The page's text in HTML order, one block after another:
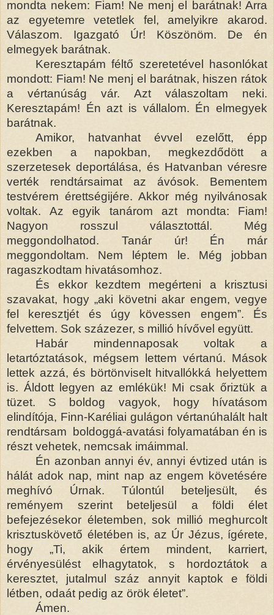
mondta nekem: Fiam! Ne menj el barátnak! Arra
az egyetemre vetetlek fel, amelyikre akarod.
Válaszom. Igazgató Úr! Köszönöm. De én
elmegyek barátnak.
Keresztapám féltő szeretetével hasonlókat
mondott: Fiam! Ne menj el barátnak, hiszen rátok
a vértanúság vár. Azt válaszoltam neki.
Keresztapám! Én azt is vállalom. Én elmegyek
barátnak.
Amikor, hatvanhat évvel ezelőtt, épp
ezekben a napokban, megkezdődött a
szerzetesek deportálása, és Hatvanban véresre
verték rendtársaimat az ávósok. Bementem
testvérem érettségijére. Akkor még nyilvánosak
voltak. Az egyik tanárom azt mondta: Fiam!
Nagyon rosszul választottál. Még
meggondolhatod. Tanár úr! Én már
meggondoltam. Nem léptem le. Még jobban
ragaszkodtam hivatásomhoz.
És ekkor kezdtem megérteni a krisztusi
szavakat, hogy „aki követni akar engem, vegye
fel keresztjét és úgy kövessen engem”. És
felvettem. Sok százezer, s millió hívővel együtt.
Habár mindennaposak voltak a
letartóztatások, mégsem lettem vértanú. Mások
lettek azzá, és börtönviselt hitvallókká helyettem
is. Áldott legyen az emlékük! Mi csak őriztük a
tüzet. S boldog vagyok, hogy hívatásom
elindítója, Finn-Karéliai gulágon vértanúhalált halt
rendtársam boldoggá-avatási folyamatában én is
részt vehetek, nemcsak imáimmal.
Én azonban annyi év, annyi évtized után is
hálát adok nap, mint nap az engem követésére
meghívó Úrnak. Túlontúl beteljesült, és
reményem szerint beteljesül a földi élet
befejezésekor életemben, sok millió meghurcolt
krisztuskövető életében is, az Úr Jézus, ígérete,
hogy „Ti, akik értem mindent, karriert,
érvényesülést elhagytatok, s hordoztátok a
keresztet, jutalmul száz annyit kaptok e földi
létben, odaát pedig az örök életet”.
Ámen.